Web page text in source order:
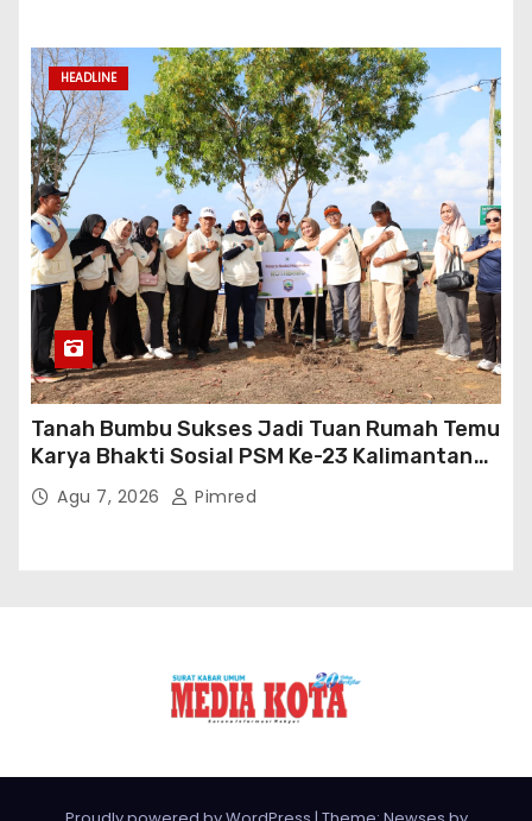
HEADLINE
Tanah Bumbu Sukses Jadi Tuan Rumah Temu
Karya Bhakti Sosial PSM Ke-23 Kalimantan
Selatan
Agu 7, 2026 Pimred